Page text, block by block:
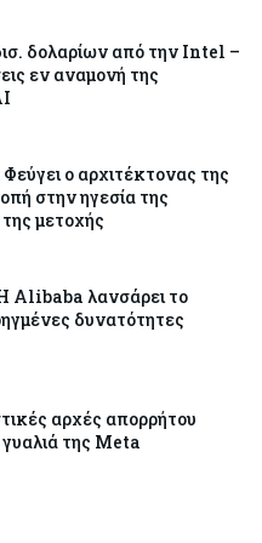
πρόσβαση στις αφίξεις
07-08-2026
την καλύτερη εβδομάδα
ανάσα από τα $4.300
07-08-2026
να ανακληθεί
07-08-2026
στο πολυπυρίτιο για
δολαρίων από την Intel –
εν αναμονή της
ο αρχιτέκτονας της
στην ηγεσία της
μετοχής
Alibaba λανσάρει το
δυνατότητες
αρχές απορρήτου
της Meta